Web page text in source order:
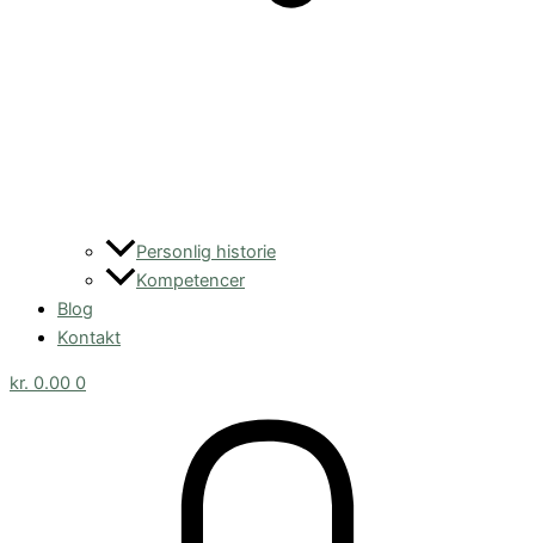
Personlig historie
Kompetencer
Blog
Kontakt
kr. 0.00 0